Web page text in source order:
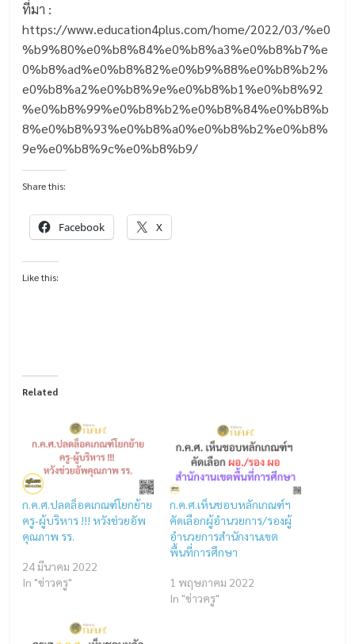
ที่มา :
https://www.education4plus.com/home/2022/03/%e0
%b9%80%e0%b8%84%e0%b8%a3%e0%b8%b7%e
0%b8%ad%e0%b8%82%e0%b9%88%e0%b8%b2%
e0%b8%a2%e0%b8%9e%e0%b8%b1%e0%b8%92
%e0%b8%99%e0%b8%b2%e0%b8%84%e0%b8%b
8%e0%b8%93%e0%b8%a0%e0%b8%b2%e0%b8%
9e%e0%b8%9c%e0%b8%b9/
Share this:
Facebook X
Like this:
Related
ก.ค.ศ.ปลดล็อคเกณฑ์โยกย้าย
ครู-ผู้บริหาร !!! หวังช่วยอัพ
คุณภาพ รร.
24 มีนาคม 2022
In "ข่าวครู"
ก.ค.ศ.เห็นชอบหลักเกณฑ์ฯ
คัดเลือกผู้อำนวยการ/รองผู้
อำนวยการสำนักงานเขต
พื้นที่การศึกษา
1 พฤษภาคม 2022
In "ข่าวครู"